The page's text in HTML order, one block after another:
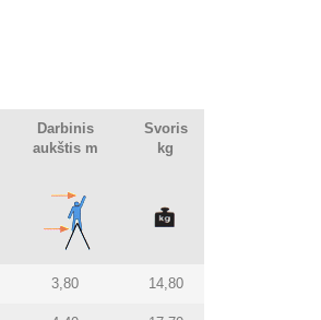
Darbinis
aukštis m
Svoris
kg
3,80 14,80